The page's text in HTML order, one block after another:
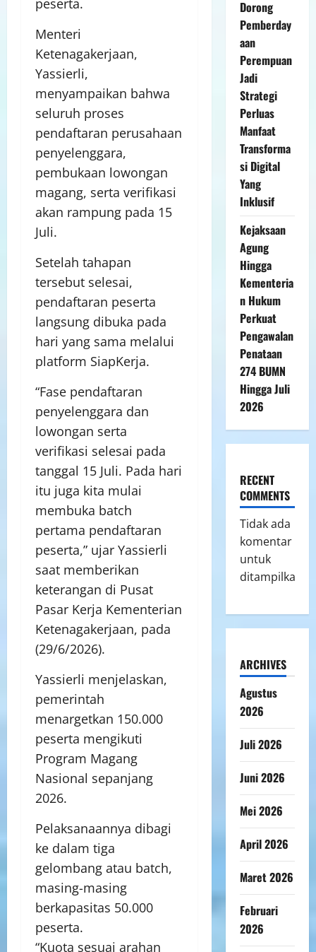
peserta.
Menteri
Ketenagakerjaan,
Yassierli,
menyampaikan bahwa
seluruh proses
pendaftaran perusahaan
penyelenggara,
pembukaan lowongan
magang, serta verifikasi
akan rampung pada 15
Juli.
Setelah tahapan
tersebut selesai,
pendaftaran peserta
langsung dibuka pada
hari yang sama melalui
platform SiapKerja.
“Fase pendaftaran
penyelenggara dan
lowongan serta
verifikasi selesai pada
tanggal 15 Juli. Pada hari
itu juga kita mulai
membuka batch
pertama pendaftaran
peserta,” ujar Yassierli
saat memberikan
keterangan di Pusat
Pasar Kerja Kementerian
Ketenagakerjaan, pada
(29/6/2026).
Yassierli menjelaskan,
pemerintah
menargetkan 150.000
peserta mengikuti
Program Magang
Nasional sepanjang
2026.
Pelaksanaannya dibagi
ke dalam tiga
gelombang atau batch,
masing-masing
berkapasitas 50.000
peserta.
“Kuota sesuai arahan
Dorong
Pemberday
aan
Perempuan
Jadi
Strategi
Perluas
Manfaat
Transforma
si Digital
Yang
Inklusif
Kejaksaan
Agung
Hingga
Kementeria
n Hukum
Perkuat
Pengawalan
Penataan
274 BUMN
Hingga Juli
2026
RECENT
COMMENTS
Tidak ada
komentar
untuk
ditampilkan.
ARCHIVES
Agustus
2026
Juli 2026
Juni 2026
Mei 2026
April 2026
Maret 2026
Februari
2026